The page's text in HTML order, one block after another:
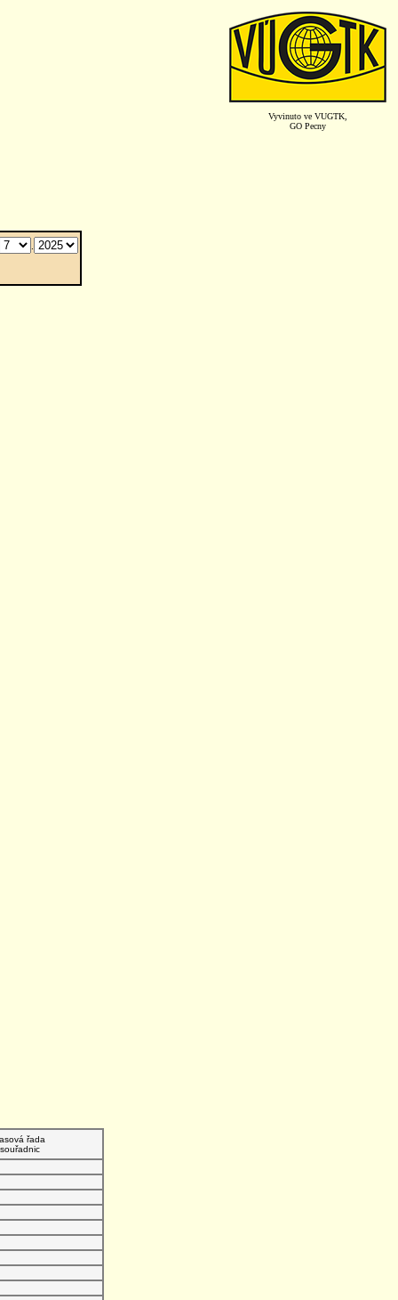
Vyvinuto ve VUGTK,
GO Pecny
.
řada
souřadnic